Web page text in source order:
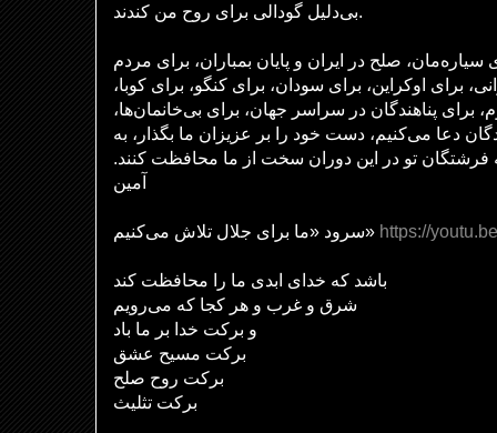
بی‌دلیل گودالی برای روح من کندند.
سیاره‌مان، صلح در ایران و پایان بمباران، برای مردم
برای اوکراین، برای سودان، برای کنگو، برای کوبا،
برای پناهندگان در سراسر جهان، برای بی‌خانمان‌ها،
دعا می‌کنیم، دست خود را بر عزیزان ما بگذار، به
تو در این دوران سخت از ما محافظت کنند.
آمین
سرود «ما برای جلال تلاش می‌کنیم» https://
باشد که خدای ابدی ما را محافظت کند
شرق و غرب و هر کجا که می‌رویم
و برکت خدا بر ما باد
برکت مسیح عشق
برکت روح صلح
برکت تثلیث